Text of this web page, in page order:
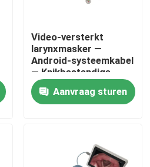
Video-versterkt
larynxmasker —
Android-systeemkabel
— Knikbestendige
slang-HD-camera-ISO
Aanvraag sturen